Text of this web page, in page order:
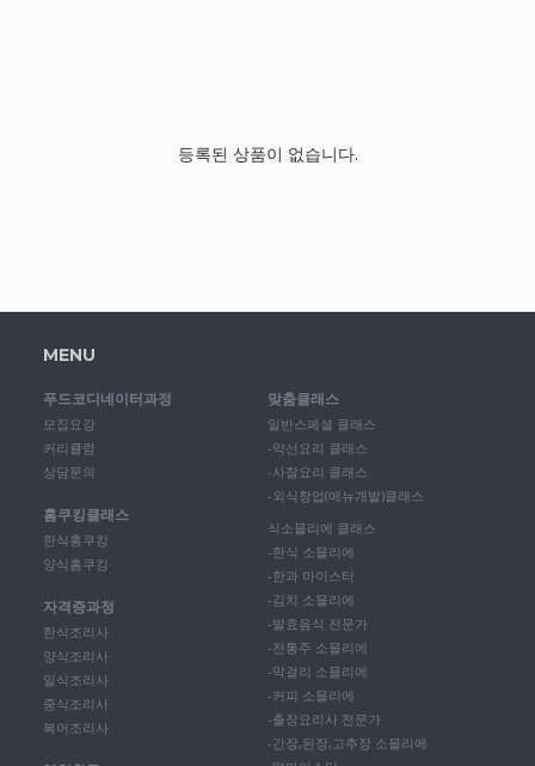
등록된 상품이 없습니다.
MENU
푸드코디네이터과정
모집요강
커리큘럼
상담문의
홈쿠킹클래스
한식홈쿠킹
양식홈쿠킹
자격증과정
한식조리사
양식조리사
일식조리사
중식조리사
복어조리사
맞춤클래스
일반스페셜 클래스
-약선요리 클래스
-사찰요리 클래스
-외식창업(메뉴개발)클래스
식소믈리에 클래스
-한식 소믈리에
-한과 마이스터
-김치 소믈리에
-발효음식 전문가
-전통주 소믈리에
-막걸리 소믈리에
-커피 소믈리에
-출장요리사 전문가
-간장,된장,고추장 소믈리에